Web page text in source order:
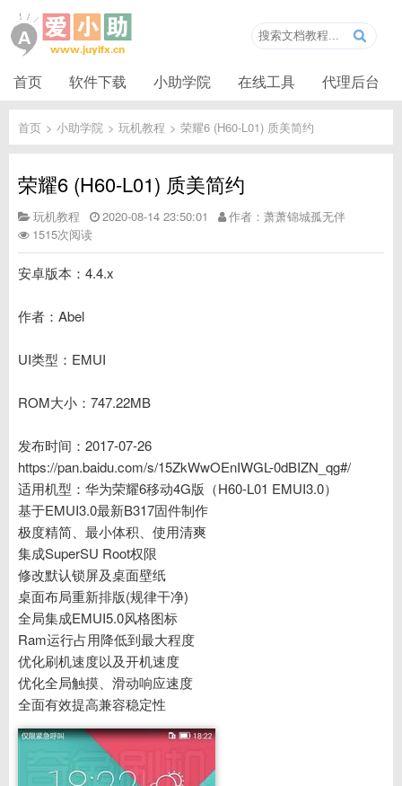
首页 软件下载 小助学院 在线工具 代理后台
首页 > 小助学院 > 玩机教程 > 荣耀6 (H60-L01) 质美简约
荣耀6 (H60-L01) 质美简约
玩机教程 2020-08-14 23:50:01
作者：萧萧锦城孤无伴
1515次阅读
安卓版本：4.4.x
作者：Abel
UI类型：EMUI
ROM大小：747.22MB
发布时间：2017-07-26
https://pan.baidu.com/s/15ZkWwOEnIWGL-0dBIZN_qg#/
适用机型：华为荣耀6移动4G版（H60-L01 EMUI3.0）
基于EMUI3.0最新B317固件制作
极度精简、最小体积、使用清爽
集成SuperSU Root权限
修改默认锁屏及桌面壁纸
桌面布局重新排版(规律干净)
全局集成EMUI5.0风格图标
Ram运行占用降低到最大程度
优化刷机速度以及开机速度
优化全局触摸、滑动响应速度
全面有效提高兼容稳定性